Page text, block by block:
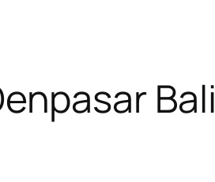
Bali